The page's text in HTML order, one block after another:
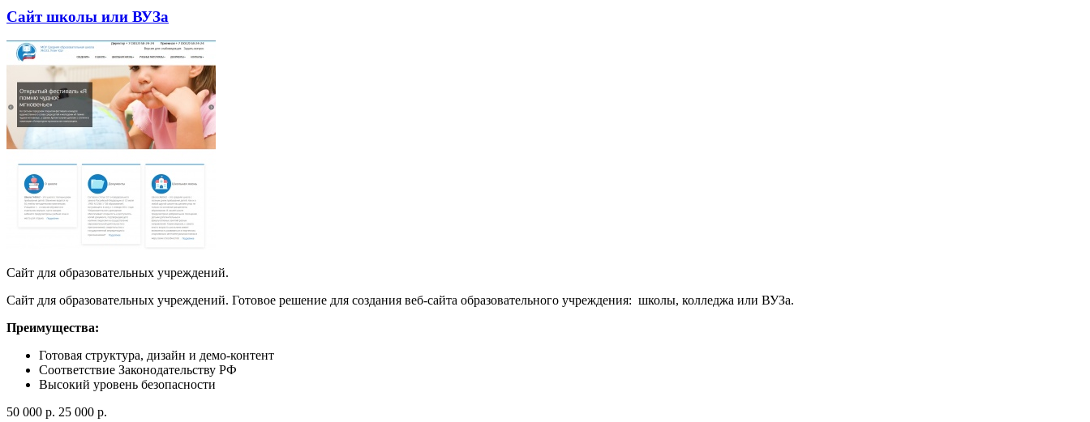
Сайт школы или ВУЗа
Сайт для образовательных учреждений.
Сайт для образовательных учреждений. Готовое решение для создания веб-сайта образовательного учреждения: школы, колледжа или ВУЗа.
Преимущества:
Готовая структура, дизайн и демо-контент
Соответствие Законодательству РФ
Высокий уровень безопасности
50 000 p. 25 000 p.